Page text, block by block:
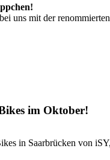
mit der
im Oktober!
in Saarbrücken von